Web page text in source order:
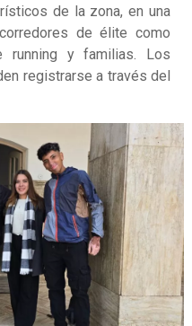
de la zona, en una
de élite como
running y familias. Los
registrarse a través del